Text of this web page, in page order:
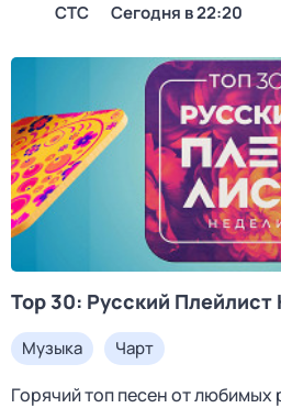
СТС Сегодня в 22:20
Top 30: Русский Плейлист
Музыка Чарт
Горячий топ песен от любимых